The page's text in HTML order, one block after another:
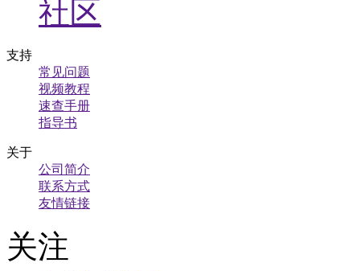
社区
支持
常见问题
视频教程
速查手册
指导书
关于
公司简介
联系方式
友情链接
关注